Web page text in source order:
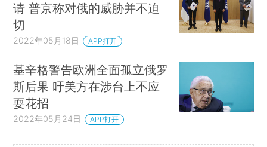
请 普京称对俄的威胁并不迫
切
2022年05月18日 APP打开
基辛格警告欧洲全面孤立俄罗
斯后果 吁美方在涉台上不应
耍花招
2022年05月24日 APP打开